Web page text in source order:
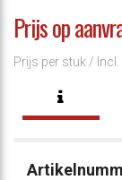
Prijs op
Prijs per stuk /